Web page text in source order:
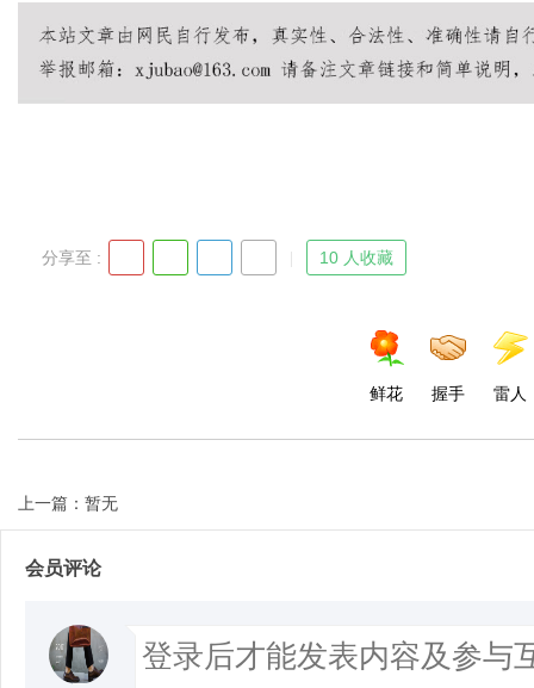
分享至 : 10 人收藏
鲜花 握手 雷人
上一篇：暂无
会员评论